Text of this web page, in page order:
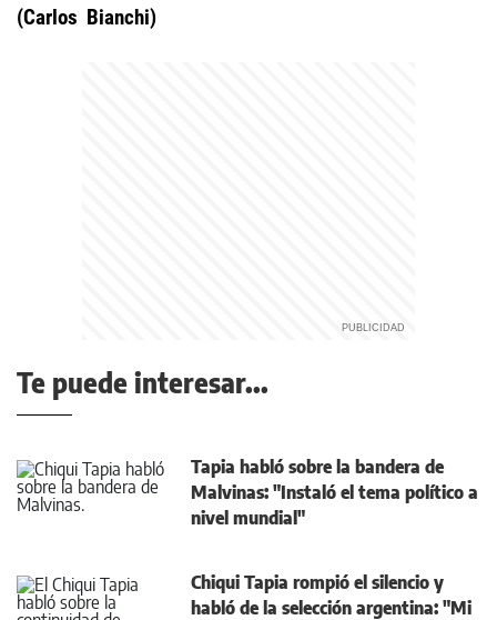
(Carlos Bianchi)
Te puede interesar...
Tapia habló sobre la bandera de
Malvinas: "Instaló el tema político a
nivel mundial"
Chiqui Tapia rompió el silencio y
habló de la selección argentina: "Mi